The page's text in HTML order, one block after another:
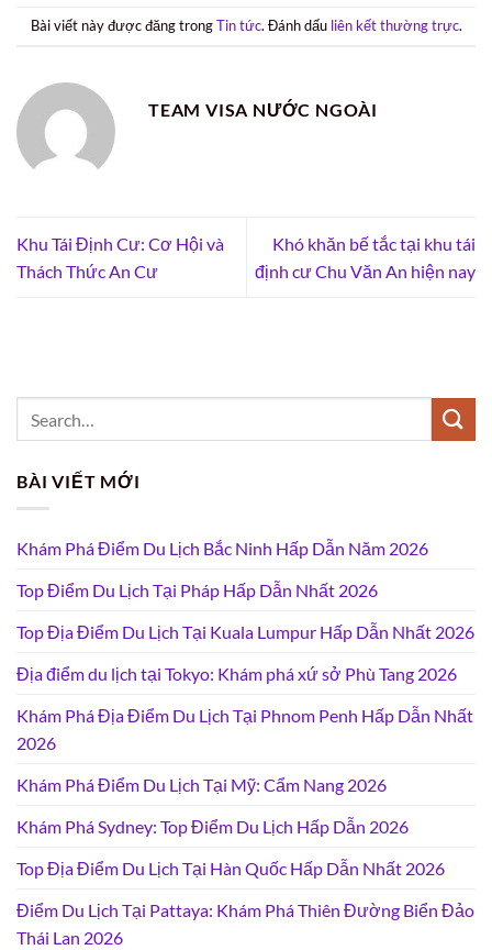
Bài viết này được đăng trongTin tức. Đánh dấu liên kết thường trực.
TEAM VISA NƯỚC NGOÀI
Khu Tái Định Cư: Cơ Hội và
Thách Thức An Cư
Khó khăn bế tắc tại khu tái
định cư Chu Văn An hiện nay
BÀI VIẾT MỚI
Khám Phá Điểm Du Lịch Bắc Ninh Hấp Dẫn Năm 2026
Top Điểm Du Lịch Tại Pháp Hấp Dẫn Nhất 2026
Top Địa Điểm Du Lịch Tại Kuala Lumpur Hấp Dẫn Nhất 2026
Địa điểm du lịch tại Tokyo: Khám phá xứ sở Phù Tang 2026
Khám Phá Địa Điểm Du Lịch Tại Phnom Penh Hấp Dẫn Nhất
2026
Khám Phá Điểm Du Lịch Tại Mỹ: Cẩm Nang 2026
Khám Phá Sydney: Top Điểm Du Lịch Hấp Dẫn 2026
Top Địa Điểm Du Lịch Tại Hàn Quốc Hấp Dẫn Nhất 2026
Điểm Du Lịch Tại Pattaya: Khám Phá Thiên Đường Biển Đảo
Thái Lan 2026